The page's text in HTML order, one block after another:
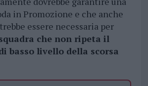
in Promozione e che anche
essere necessaria per
che non ripeta il
basso livello della scorsa